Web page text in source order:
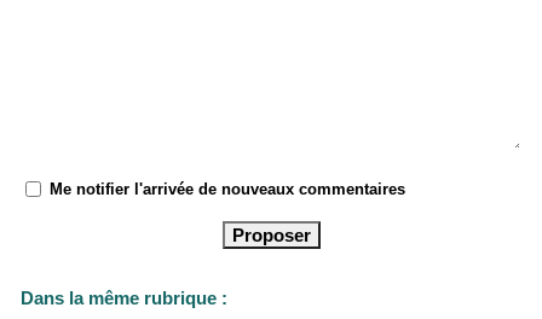
Me notifier l'arrivée de nouveaux commentaires
Dans la même rubrique :